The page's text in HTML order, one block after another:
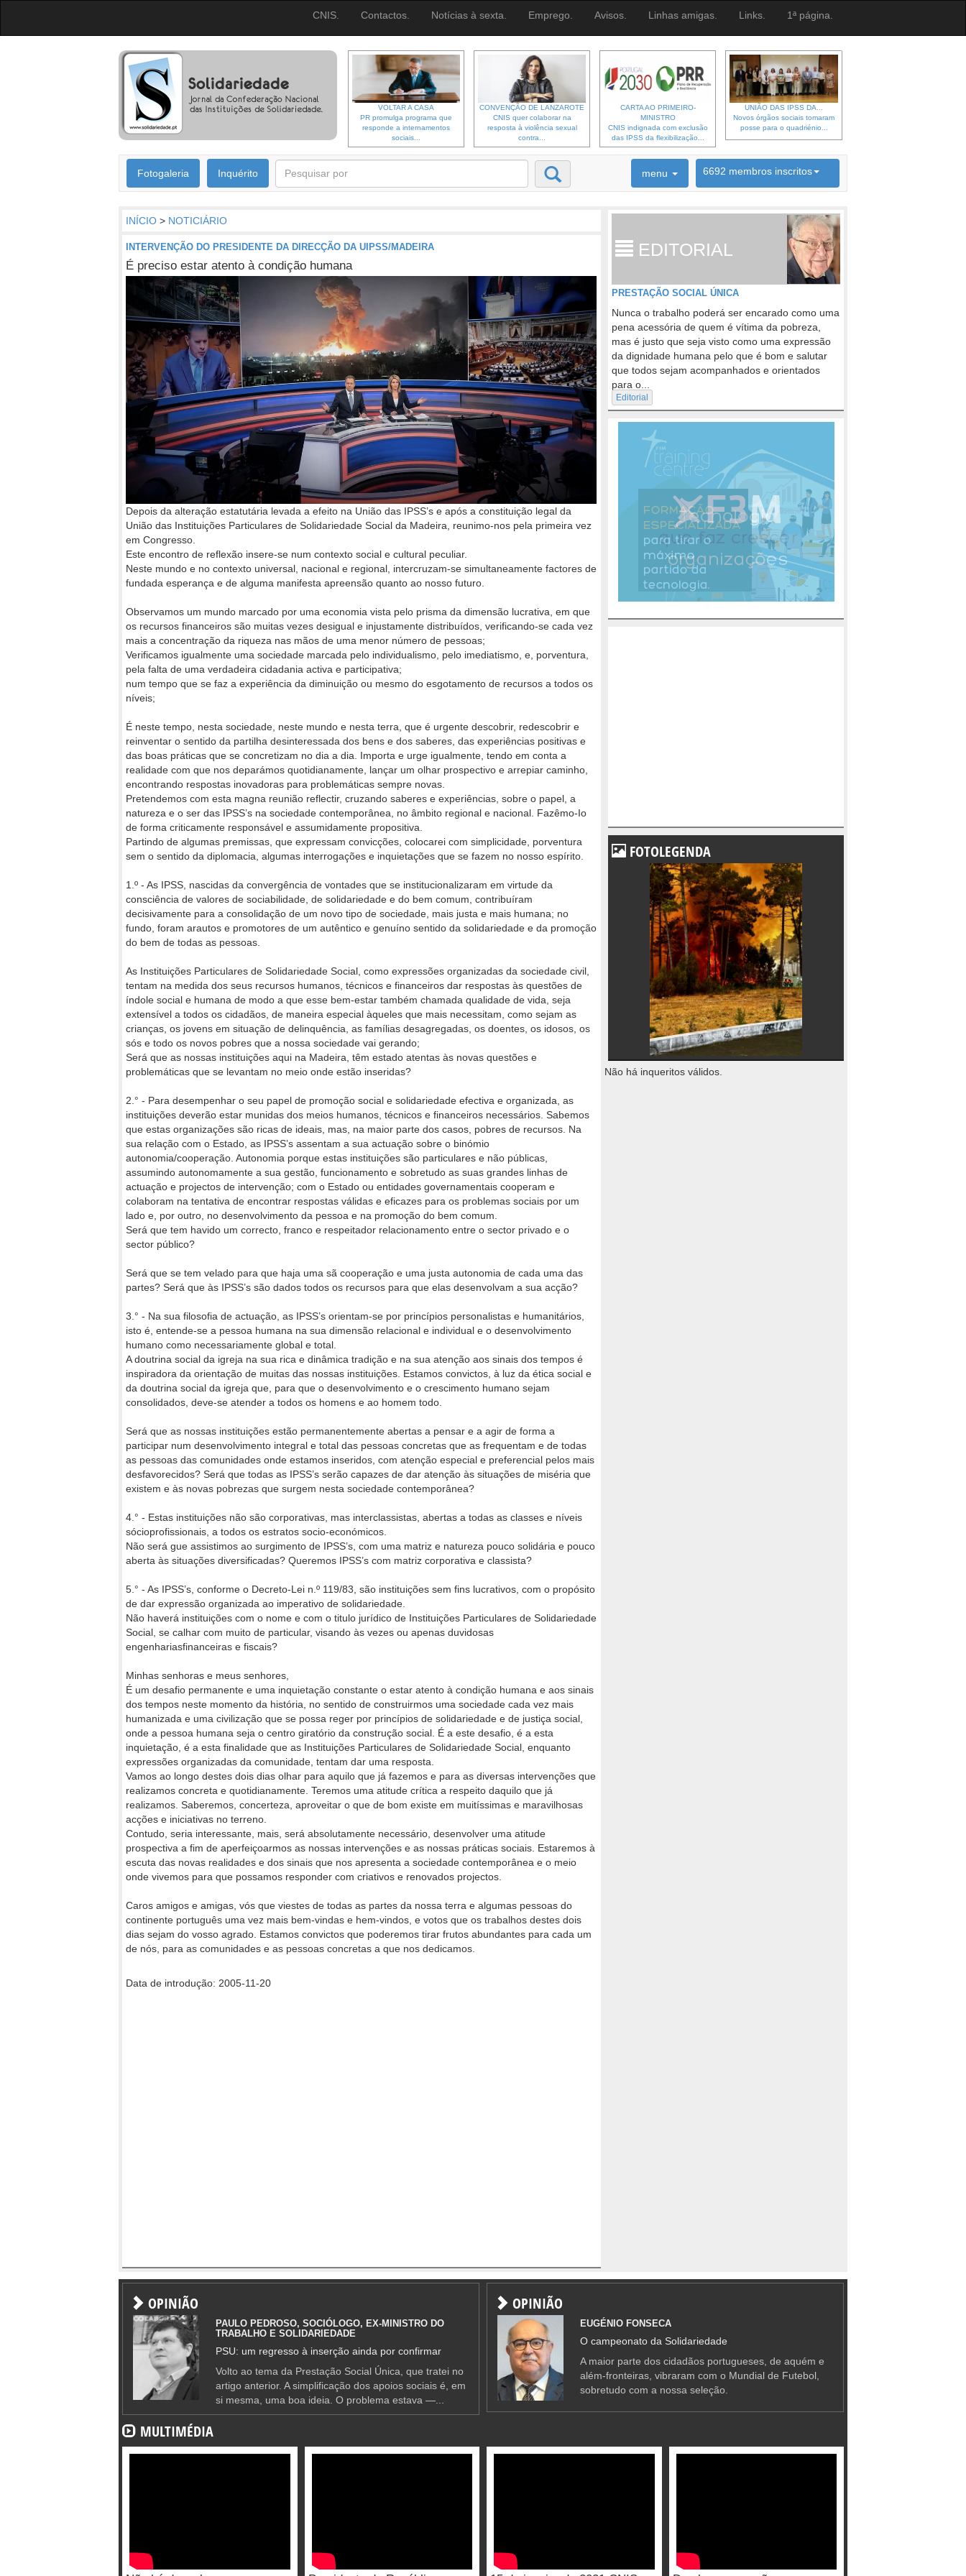
CNIS. Contactos. Notícias à sexta. Emprego. Avisos. Linhas amigas. Links. 1ª página.
VOLTAR A CASA
PR promulga programa que
responde a internamentos
sociais...
CONVENÇÃO DE LANZAROTE
CNIS quer colaborar na
resposta à violência sexual
contra...
CARTA AO PRIMEIRO-
MINISTRO
CNIS indignada com exclusão
das IPSS da flexibilização...
UNIÃO DAS IPSS DA...
Novos órgãos sociais tomaram
posse para o quadriénio...
Fotogaleria Inquérito menu 6692 membros inscritos
INÍCIO > NOTICIÁRIO
INTERVENÇÃO DO PRESIDENTE DA DIRECÇÃO DA UIPSS/MADEIRA
É preciso estar atento à condição humana
Depois da alteração estatutária levada a efeito na União das IPSS’s e após a constituição legal da
União das Instituições Particulares de Solidariedade Social da Madeira, reunimo-nos pela primeira vez
em Congresso.
Este encontro de reflexão insere-se num contexto social e cultural peculiar.
Neste mundo e no contexto universal, nacional e regional, intercruzam-se simultaneamente factores de
fundada esperança e de alguma manifesta apreensão quanto ao nosso futuro.
Observamos um mundo marcado por uma economia vista pelo prisma da dimensão lucrativa, em que
os recursos financeiros são muitas vezes desigual e injustamente distribuídos, verificando-se cada vez
mais a concentração da riqueza nas mãos de uma menor número de pessoas;
Verificamos igualmente uma sociedade marcada pelo individualismo, pelo imediatismo, e, porventura,
pela falta de uma verdadeira cidadania activa e participativa;
num tempo que se faz a experiência da diminuição ou mesmo do esgotamento de recursos a todos os
níveis;
É neste tempo, nesta sociedade, neste mundo e nesta terra, que é urgente descobrir, redescobrir e
reinventar o sentido da partilha desinteressada dos bens e dos saberes, das experiências positivas e
das boas práticas que se concretizam no dia a dia. Importa e urge igualmente, tendo em conta a
realidade com que nos deparámos quotidianamente, lançar um olhar prospectivo e arrepiar caminho,
encontrando respostas inovadoras para problemáticas sempre novas.
Pretendemos com esta magna reunião reflectir, cruzando saberes e experiências, sobre o papel, a
natureza e o ser das IPSS’s na sociedade contemporânea, no âmbito regional e nacional. Fazêmo-Io
de forma criticamente responsável e assumidamente propositiva.
Partindo de algumas premissas, que expressam convicções, colocarei com simplicidade, porventura
sem o sentido da diplomacia, algumas interrogações e inquietações que se fazem no nosso espírito.
1.º - As IPSS, nascidas da convergência de vontades que se institucionalizaram em virtude da
consciência de valores de sociabilidade, de solidariedade e do bem comum, contribuíram
decisivamente para a consolidação de um novo tipo de sociedade, mais justa e mais humana; no
fundo, foram arautos e promotores de um autêntico e genuíno sentido da solidariedade e da promoção
do bem de todas as pessoas.
As Instituições Particulares de Solidariedade Social, como expressões organizadas da sociedade civil,
tentam na medida dos seus recursos humanos, técnicos e financeiros dar respostas às questões de
índole social e humana de modo a que esse bem-estar também chamada qualidade de vida, seja
extensível a todos os cidadãos, de maneira especial àqueles que mais necessitam, como sejam as
crianças, os jovens em situação de delinquência, as famílias desagregadas, os doentes, os idosos, os
sós e todo os novos pobres que a nossa sociedade vai gerando;
Será que as nossas instituições aqui na Madeira, têm estado atentas às novas questões e
problemáticas que se levantam no meio onde estão inseridas?
2.° - Para desempenhar o seu papel de promoção social e solidariedade efectiva e organizada, as
instituições deverão estar munidas dos meios humanos, técnicos e financeiros necessários. Sabemos
que estas organizações são ricas de ideais, mas, na maior parte dos casos, pobres de recursos. Na
sua relação com o Estado, as IPSS’s assentam a sua actuação sobre o binómio
autonomia/cooperação. Autonomia porque estas instituições são particulares e não públicas,
assumindo autonomamente a sua gestão, funcionamento e sobretudo as suas grandes linhas de
actuação e projectos de intervenção; com o Estado ou entidades governamentais cooperam e
colaboram na tentativa de encontrar respostas válidas e eficazes para os problemas sociais por um
lado e, por outro, no desenvolvimento da pessoa e na promoção do bem comum.
Será que tem havido um correcto, franco e respeitador relacionamento entre o sector privado e o
sector público?
Será que se tem velado para que haja uma sã cooperação e uma justa autonomia de cada uma das
partes? Será que às IPSS’s são dados todos os recursos para que elas desenvolvam a sua acção?
3.° - Na sua filosofia de actuação, as IPSS’s orientam-se por princípios personalistas e humanitários,
isto é, entende-se a pessoa humana na sua dimensão relacional e individual e o desenvolvimento
humano como necessariamente global e total.
A doutrina social da igreja na sua rica e dinâmica tradição e na sua atenção aos sinais dos tempos é
inspiradora da orientação de muitas das nossas instituições. Estamos convictos, à luz da ética social e
da doutrina social da igreja que, para que o desenvolvimento e o crescimento humano sejam
consolidados, deve-se atender a todos os homens e ao homem todo.
Será que as nossas instituições estão permanentemente abertas a pensar e a agir de forma a
participar num desenvolvimento integral e total das pessoas concretas que as frequentam e de todas
as pessoas das comunidades onde estamos inseridos, com atenção especial e preferencial pelos mais
desfavorecidos? Será que todas as IPSS’s serão capazes de dar atenção às situações de miséria que
existem e às novas pobrezas que surgem nesta sociedade contemporânea?
4.° - Estas instituições não são corporativas, mas interclassistas, abertas a todas as classes e níveis
sócioprofissionais, a todos os estratos socio-económicos.
Não será gue assistimos ao surgimento de IPSS’s, com uma matriz e natureza pouco solidária e pouco
aberta às situações diversificadas? Queremos IPSS’s com matriz corporativa e classista?
5.° - As IPSS’s, conforme o Decreto-Lei n.º 119/83, são instituições sem fins lucrativos, com o propósito
de dar expressão organizada ao imperativo de solidariedade.
Não haverá instituições com o nome e com o titulo jurídico de Instituições Particulares de Solidariedade
Social, se calhar com muito de particular, visando às vezes ou apenas duvidosas
engenhariasfinanceiras e fiscais?
Minhas senhoras e meus senhores,
É um desafio permanente e uma inquietação constante o estar atento à condição humana e aos sinais
dos tempos neste momento da história, no sentido de construirmos uma sociedade cada vez mais
humanizada e uma civilização que se possa reger por princípios de solidariedade e de justiça social,
onde a pessoa humana seja o centro giratório da construção social. É a este desafio, é a esta
inquietação, é a esta finalidade que as Instituições Particulares de Solidariedade Social, enquanto
expressões organizadas da comunidade, tentam dar uma resposta.
Vamos ao longo destes dois dias olhar para aquilo que já fazemos e para as diversas intervenções que
realizamos concreta e quotidianamente. Teremos uma atitude crítica a respeito daquilo que já
realizamos. Saberemos, concerteza, aproveitar o que de bom existe em muitíssimas e maravilhosas
acções e iniciativas no terreno.
Contudo, seria interessante, mais, será absolutamente necessário, desenvolver uma atitude
prospectiva a fim de aperfeiçoarmos as nossas intervenções e as nossas práticas sociais. Estaremos à
escuta das novas realidades e dos sinais que nos apresenta a sociedade contemporânea e o meio
onde vivemos para que possamos responder com criativos e renovados projectos.
Caros amigos e amigas, vós que viestes de todas as partes da nossa terra e algumas pessoas do
continente português uma vez mais bem-vindas e hem-vindos, e votos que os trabalhos destes dois
dias sejam do vosso agrado. Estamos convictos que poderemos tirar frutos abundantes para cada um
de nós, para as comunidades e as pessoas concretas a que nos dedicamos.
Data de introdução: 2005-11-20
EDITORIAL
PRESTAÇÃO SOCIAL ÚNICA
Nunca o trabalho poderá ser encarado como uma
pena acessória de quem é vítima da pobreza,
mas é justo que seja visto como uma expressão
da dignidade humana pelo que é bom e salutar
que todos sejam acompanhados e orientados
para o...
Editorial
FOTOLEGENDA
Não há inqueritos válidos.
OPINIÃO
PAULO PEDROSO, SOCIÓLOGO, EX-MINISTRO DO
TRABALHO E SOLIDARIEDADE
PSU: um regresso à inserção ainda por confirmar
Volto ao tema da Prestação Social Única, que tratei no
artigo anterior. A simplificação dos apoios sociais é, em
si mesma, uma boa ideia. O problema estava —...
OPINIÃO
EUGÉNIO FONSECA
O campeonato da Solidariedade
A maior parte dos cidadãos portugueses, de aquém e
além-fronteiras, vibraram com o Mundial de Futebol,
sobretudo com a nossa seleção.
MULTIMÉDIA